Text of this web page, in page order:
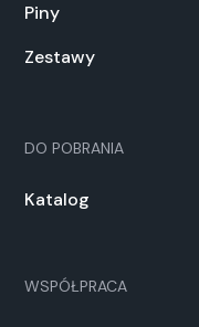
Piny
Zestawy
DO POBRANIA
Katalog
WSPÓŁPRACA